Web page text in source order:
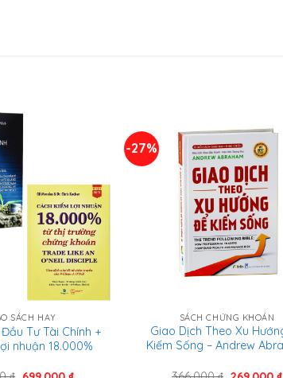
SÁCH HAY
Tư Tài Chính +
nhuận 18.000%
-27%
SÁCH CHỨNG KHOÁN
Giao Dịch Theo Xu
Kiếm Sống – Andrew